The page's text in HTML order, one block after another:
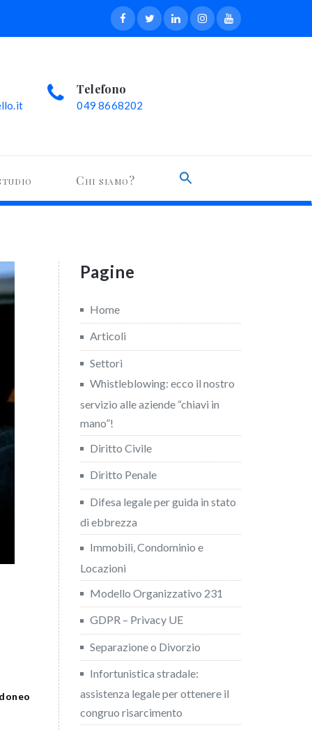
Telefono
049 8668202
Chi siamo?
Pagine
Home
Articoli
Settori
Whistleblowing: ecco il nostro
servizio alle aziende “chiavi in
mano”!
Diritto Civile
Diritto Penale
Difesa legale per guida in stato
di ebbrezza
Immobili, Condominio e
Locazioni
Modello Organizzativo 231
GDPR – Privacy UE
Separazione o Divorzio
Infortunistica stradale:
assistenza legale per ottenere il
congruo risarcimento